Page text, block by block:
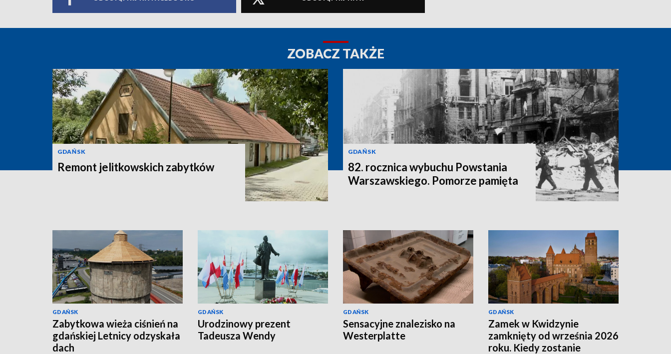
ZOBACZ TAKŻE
GDAŃSK
Remont jelitkowskich zabytków
GDAŃSK
82. rocznica wybuchu Powstania
Warszawskiego. Pomorze pamięta
GDAŃSK
Zabytkowa wieża ciśnień na
gdańskiej Letnicy odzyskała
dach
GDAŃSK
Urodzinowy prezent
Tadeusza Wendy
GDAŃSK
Sensacyjne znalezisko na
Westerplatte
GDAŃSK
Zamek w Kwidzynie
zamknięty od września 2026
roku. Kiedy zostanie